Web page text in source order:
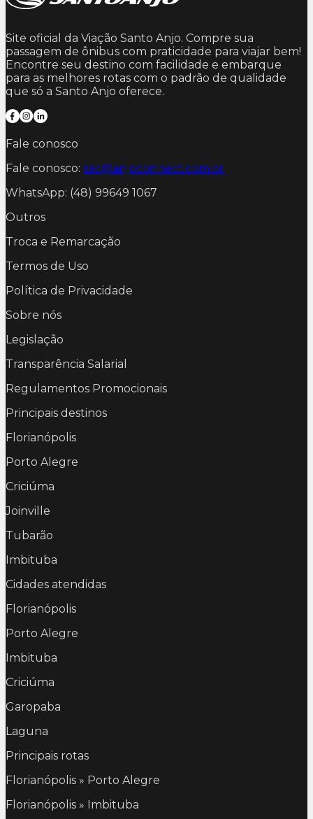
Site oficial da Viação Santo Anjo. Compre sua
passagem de ônibus com praticidade para viajar bem!
Encontre seu destino com facilidade e embarque
para as melhores rotas com o padrão de qualidade
que só a Santo Anjo oferece.
Fale conosco
Fale conosco: sac@anjoconnect.com.br
WhatsApp: (48) 99649 1067
Outros
Troca e Remarcação
Termos de Uso
Política de Privacidade
Sobre nós
Legislação
Transparência Salarial
Regulamentos Promocionais
Principais destinos
Florianópolis
Porto Alegre
Criciúma
Joinville
Tubarão
Imbituba
Cidades atendidas
Florianópolis
Porto Alegre
Imbituba
Criciúma
Garopaba
Laguna
Principais rotas
Florianópolis » Porto Alegre
Florianópolis » Imbituba